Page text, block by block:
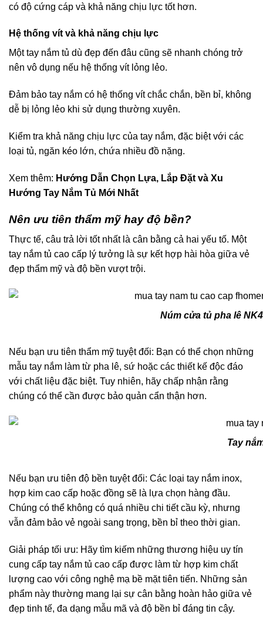
có độ cứng cáp và khả năng chịu lực tốt hơn.
Hệ thống vít và khả năng chịu lực
Một tay nắm tủ dù đẹp đến đâu cũng sẽ nhanh chóng trở
nên vô dụng nếu hệ thống vít lỏng lẻo.
Đảm bảo tay nắm có hệ thống vít chắc chắn, bền bỉ, không
dễ bị lỏng lẻo khi sử dụng thường xuyên.
Kiểm tra khả năng chịu lực của tay nắm, đặc biệt với các
loại tủ, ngăn kéo lớn, chứa nhiều đồ nặng.
Xem thêm: Hướng Dẫn Chọn Lựa, Lắp Đặt và Xu
Hướng Tay Nắm Tủ Mới Nhất
Nên ưu tiên thẩm mỹ hay độ bền?
Thực tế, câu trả lời tốt nhất là cân bằng cả hai yếu tố. Một
tay nắm tủ cao cấp lý tưởng là sự kết hợp hài hòa giữa vẻ
đẹp thẩm mỹ và độ bền vượt trội.
Núm cửa tủ pha lê
Nếu bạn ưu tiên thẩm mỹ tuyệt đối: Bạn có thể chọn những
mẫu tay nắm làm từ pha lê, sứ hoặc các thiết kế độc đáo
với chất liệu đặc biệt. Tuy nhiên, hãy chấp nhận rằng
chúng có thể cần được bảo quản cẩn thận hơn.
Tay
Nếu bạn ưu tiên độ bền tuyệt đối: Các loại tay nắm inox,
hợp kim cao cấp hoặc đồng sẽ là lựa chọn hàng đầu.
Chúng có thể không có quá nhiều chi tiết cầu kỳ, nhưng
vẫn đảm bảo vẻ ngoài sang trọng, bền bỉ theo thời gian.
Giải pháp tối ưu: Hãy tìm kiếm những thương hiệu uy tín
cung cấp tay nắm tủ cao cấp được làm từ hợp kim chất
lượng cao với công nghệ mạ bề mặt tiên tiến. Những sản
phẩm này thường mang lại sự cân bằng hoàn hảo giữa vẻ
đẹp tinh tế, đa dạng mẫu mã và độ bền bỉ đáng tin cậy.